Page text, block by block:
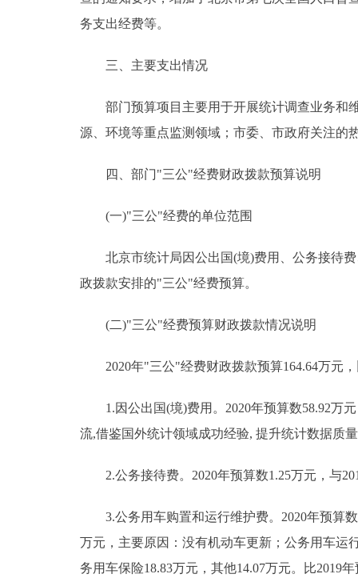
务支出经费等。
三、主要支出情况
部门预算项目主要用于开展统计调查业务和维
源、环境等重点监测领域；市委、市政府关注的
四、部门"三公"经费财政拨款预算说明
(一)"三公"经费的单位范围
北京市统计局因公出国(境)费用、公务接待费
政拨款安排的"三公"经费预算。
(二)"三公"经费预算财政拨款情况说明
2020年"三公"经费财政拨款预算164.64万元，
1.因公出国(境)费用。2020年预算数58.92万元
流,借鉴国外统计领域成功经验, 提升统计数据质
2.公务接待费。2020年预算数1.25万元，与
3.公务用车购置和运行维护费。2020年预算数
万元，主要原因：没有机动车更新；公务用车运
务用车保险18.83万元，其他14.07万元。比2019